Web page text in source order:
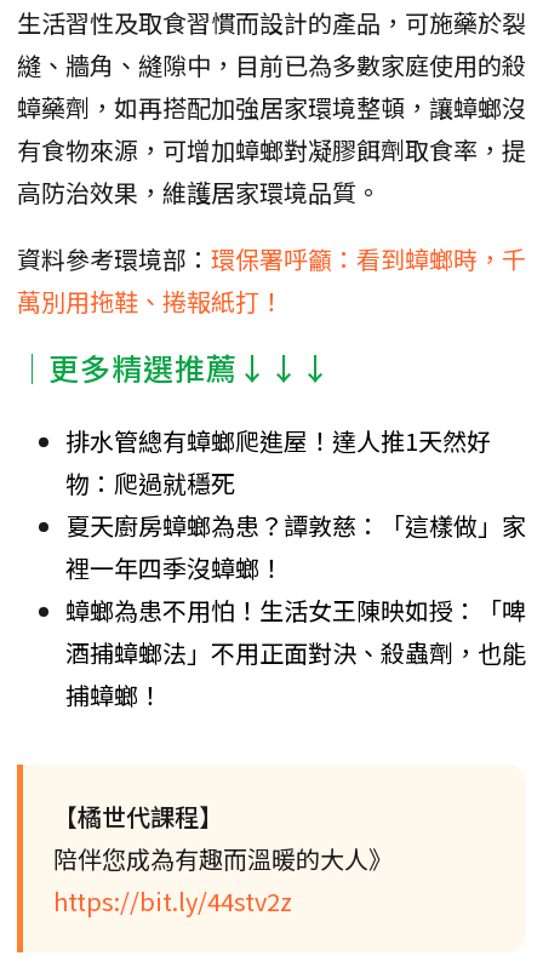
生活習性及取食習慣而設計的產品，可施藥於裂
縫、牆角、縫隙中，目前已為多數家庭使用的殺
蟑藥劑，如再搭配加強居家環境整頓，讓蟑螂沒
有食物來源，可增加蟑螂對凝膠餌劑取食率，提
高防治效果，維護居家環境品質。
資料參考環境部： 環保署呼籲：看到蟑螂時，千
萬別用拖鞋、捲報紙打！
│更多精選推薦↓↓↓
排水管總有蟑螂爬進屋！達人推1天然好
物：爬過就穩死
夏天廚房蟑螂為患？譚敦慈：「這樣做」家
裡一年四季沒蟑螂！
蟑螂為患不用怕！生活女王陳映如授：「啤
酒捕蟑螂法」不用正面對決、殺蟲劑，也能
捕蟑螂！
【橘世代課程】
陪伴您成為有趣而溫暖的大人》
https://bit.ly/44stv2z